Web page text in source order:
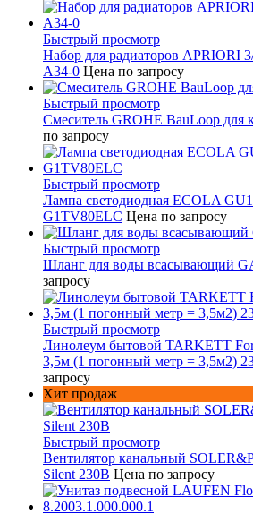
Быстрый просмотр
Набор для радиаторов APRIORI
A34-0 Цена по запросу
Быстрый просмотр
Смеситель GROHE BauLoop для
по запросу
Быстрый просмотр
Лампа светодиодная ECOLA
G1TV80ELC Цена по запросу
Быстрый просмотр
Шланг для воды всасывающий
запросу
Быстрый просмотр
Линолеум бытовой TARKETT
3,5м (1 погонный метр = 3,5м2)
запросу
Хит продаж
Быстрый просмотр
Вентилятор канальный
Silent 230В Цена по запросу